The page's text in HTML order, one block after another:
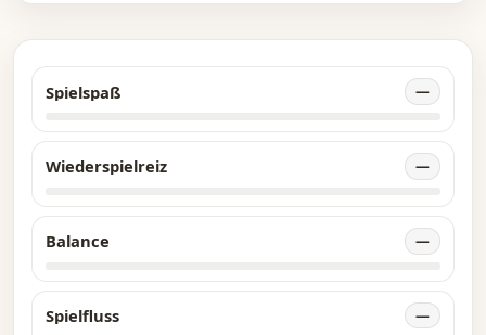
Spielspaß —
Wiederspielreiz —
Balance —
Spielfluss —